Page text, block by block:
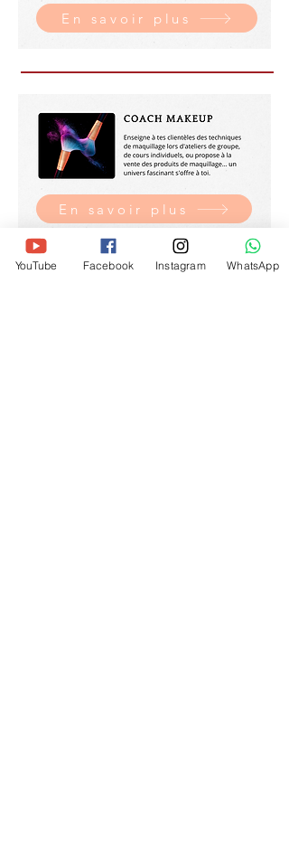
En savoir plus
En savoir plus
YouTube Facebook Instagram WhatsApp